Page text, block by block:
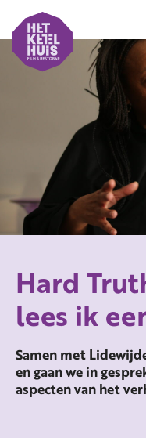
Hard
lees ik
Samen met
en gaan we in
aspecten van het